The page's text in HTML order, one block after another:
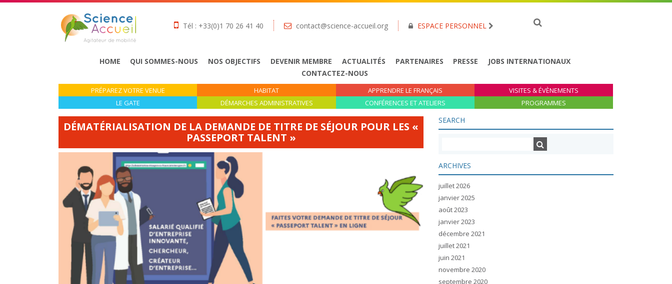
Tél : +33(0)1 70 26 41 40 contact@science-accueil.org ESPACE PERSONNEL
HOME QUI SOMMES-NOUS NOS OBJECTIFS DEVENIR MEMBRE ACTUALITÉS PARTENAIRES PRESSE
JOBS INTERNATIONAUX
CONTACTEZ-NOUS
PRÉPAREZ VOTRE VENUE HABITAT APPRENDRE LE FRANÇAIS
VISITES & ÉVÈNEMENTS
LE GATE
DÉMARCHES ADMINISTRATIVES CONFÉRENCES ET ATELIERS PROGRAMMES
DÉMATÉRIALISATION DE LA DEMANDE DE TITRE DE SÉJOUR POUR LES «
PASSEPORT TALENT »
SEARCH
ARCHIVES
juillet 2026
janvier 2025
août 2023
janvier 2023
décembre 2021
juillet 2021
juin 2021
novembre 2020
septembre 2020